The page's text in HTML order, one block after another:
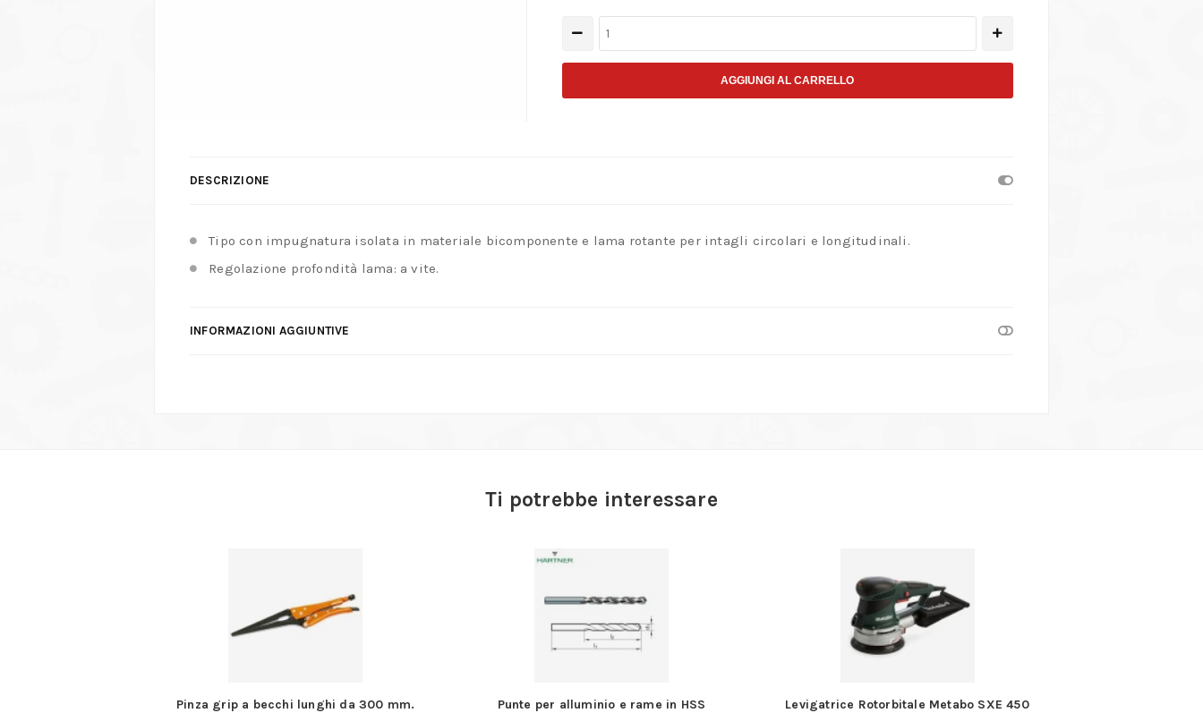
Spelacavi
AGGIUNGI AL CARRELLO
DESCRIZIONE
Tipo con impugnatura isolata in materiale bicomponente e lama rotante per intagli circolari e longitudinali.
Regolazione profondità lama: a vite.
INFORMAZIONI AGGIUNTIVE
Ti potrebbe interessare
Pinza grip a becchi lunghi da 300 mm. Punte per alluminio e rame in HSS
Levigatrice Rotorbitale Metabo SXE 450